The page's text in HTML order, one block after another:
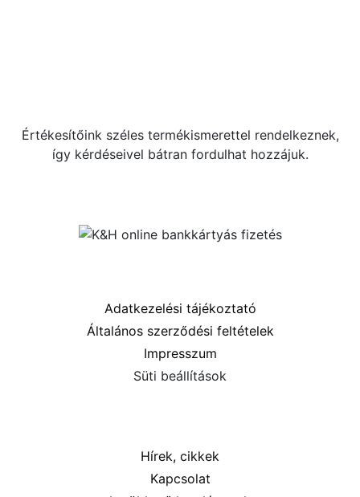
Értékesítőink széles termékismerettel rendelkeznek,
így kérdéseivel bátran fordulhat hozzájuk.
Adatkezelési tájékoztató
Általános szerződési feltételek
Impresszum
Süti beállítások
Hírek, cikkek
Kapcsolat